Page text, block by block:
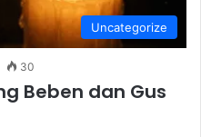
Uncategorize
30
Beben dan Gus